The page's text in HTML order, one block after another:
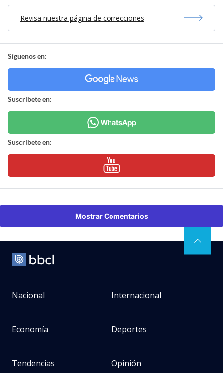
Revisa nuestra página de correcciones
Síguenos en:
Suscríbete en:
Suscríbete en:
Mostrar Comentarios
Nacional Internacional
Economía Deportes
Tendencias Opinión